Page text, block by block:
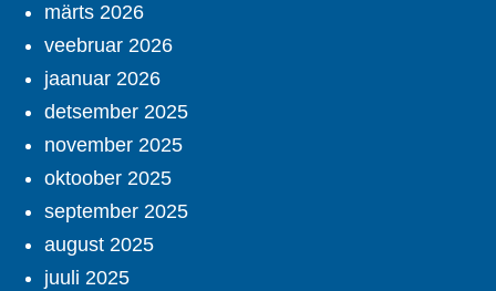
märts 2026
veebruar 2026
jaanuar 2026
detsember 2025
november 2025
oktoober 2025
september 2025
august 2025
juuli 2025